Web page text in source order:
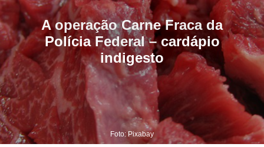
A operação Carne Fraca da
Polícia Federal – cardápio
indigesto
Foto: Pixabay